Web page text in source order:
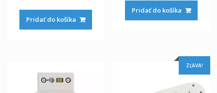
Pridať do košíka
Pridať do košíka
ZĽAVA!